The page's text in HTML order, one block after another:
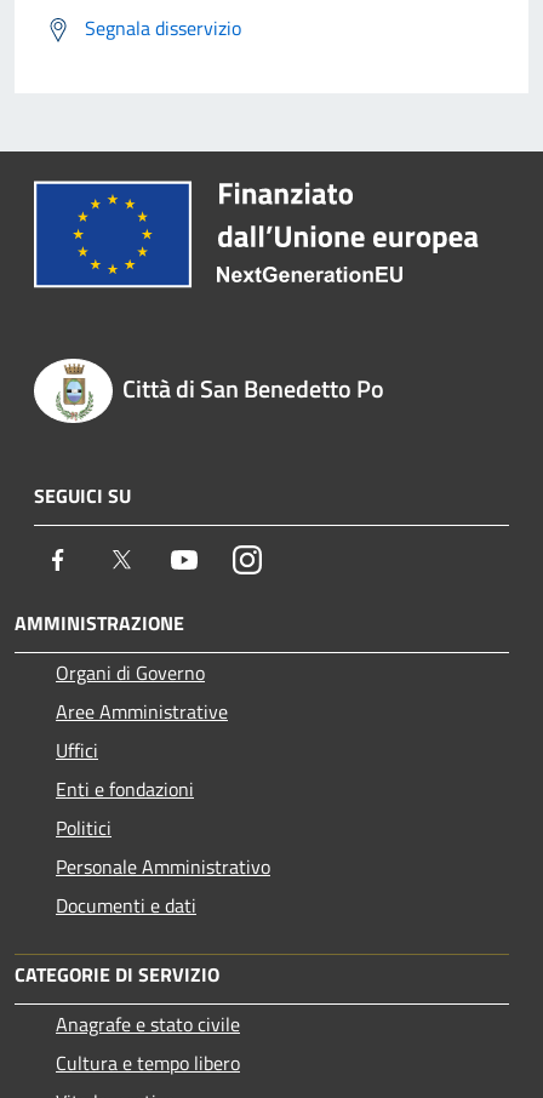
Segnala disservizio
Città di San Benedetto Po
SEGUICI SU
Facebook Twitter YoutubeInstagram
AMMINISTRAZIONE
Organi di Governo
Aree Amministrative
Uffici
Enti e fondazioni
Politici
Personale Amministrativo
Documenti e dati
CATEGORIE DI SERVIZIO
Anagrafe e stato civile
Cultura e tempo libero